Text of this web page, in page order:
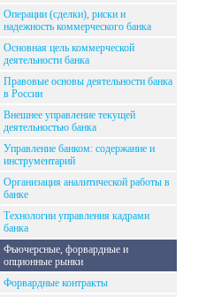
Операции (сделки), риски и
надежность коммерческого банка
Основная цель коммерческой
деятельности банка
Правовые основы деятельности банка
в России
Внешнее управление текущей
деятельностью банка
Управление банком: содержание и
инструментарий
Организация аналитической работы в
банке
Технологии управления кадрами
банка
Фьючерсные, форвардные и
опционные рынки
Форвардные контракты